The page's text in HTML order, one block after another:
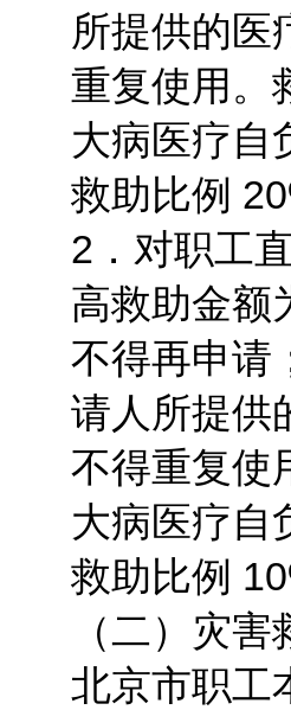
所提供的医
重复使用。
大病医疗自
救助比例
2．对职工
高救助金额
不得再申请
请人所提供
不得重复使
大病医疗自
救助比例
（二）灾害
北京市职工